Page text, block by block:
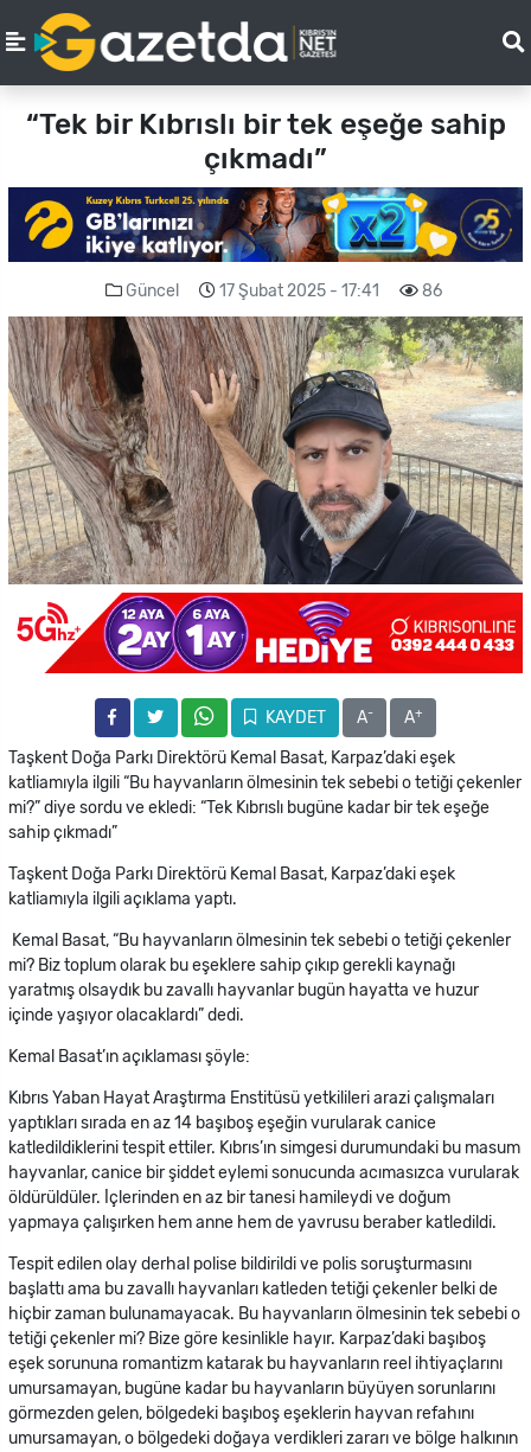
“Tek bir Kıbrıslı bir tek eşeğe sahip
çıkmadı”
Güncel 17 Şubat 2025 - 17:41 86
KAYDET A- A+
Taşkent Doğa Parkı Direktörü Kemal Basat, Karpaz’daki eşek
katliamıyla ilgili “Bu hayvanların ölmesinin tek sebebi o tetiği çekenler
mi?” diye sordu ve ekledi: “Tek Kıbrıslı bugüne kadar bir tek eşeğe
sahip çıkmadı”
Taşkent Doğa Parkı Direktörü Kemal Basat, Karpaz’daki eşek
katliamıyla ilgili açıklama yaptı.
Kemal Basat, “Bu hayvanların ölmesinin tek sebebi o tetiği çekenler
mi? Biz toplum olarak bu eşeklere sahip çıkıp gerekli kaynağı
yaratmış olsaydık bu zavallı hayvanlar bugün hayatta ve huzur
içinde yaşıyor olacaklardı” dedi.
Kemal Basat’ın açıklaması şöyle:
Kıbrıs Yaban Hayat Araştırma Enstitüsü yetkilileri arazi çalışmaları
yaptıkları sırada en az 14 başıboş eşeğin vurularak canice
katledildiklerini tespit ettiler. Kıbrıs’ın simgesi durumundaki bu masum
hayvanlar, canice bir şiddet eylemi sonucunda acımasızca vurularak
öldürüldüler. İçlerinden en az bir tanesi hamileydi ve doğum
yapmaya çalışırken hem anne hem de yavrusu beraber katledildi.
Tespit edilen olay derhal polise bildirildi ve polis soruşturmasını
başlattı ama bu zavallı hayvanları katleden tetiği çekenler belki de
hiçbir zaman bulunamayacak. Bu hayvanların ölmesinin tek sebebi o
tetiği çekenler mi? Bize göre kesinlikle hayır. Karpaz’daki başıboş
eşek sorununa romantizm katarak bu hayvanların reel ihtiyaçlarını
umursamayan, bugüne kadar bu hayvanların büyüyen sorunlarını
görmezden gelen, bölgedeki başıboş eşeklerin hayvan refahını
umursamayan, o bölgedeki doğaya verdikleri zararı ve bölge halkının